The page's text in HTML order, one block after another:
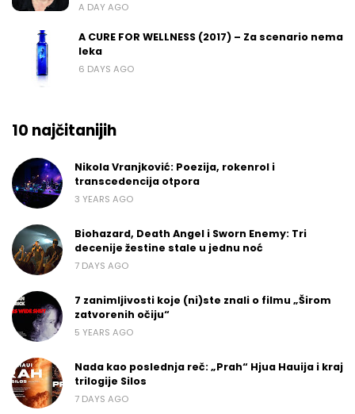
A DAY AGO
A CURE FOR WELLNESS (2017) – Za scenario nema
leka
6 DAYS AGO
10 najčitanijih
Nikola Vranjković: Poezija, rokenrol i
transcedencija otpora
3 YEARS AGO
Biohazard, Death Angel i Sworn Enemy: Tri
decenije žestine stale u jednu noć
7 DAYS AGO
7 zanimljivosti koje (ni)ste znali o filmu „Širom
zatvorenih očiju“
5 YEARS AGO
Nada kao poslednja reč: „Prah“ Hjua Hauija i kraj
trilogije Silos
7 DAYS AGO